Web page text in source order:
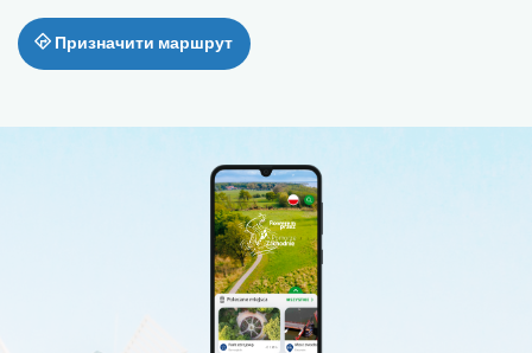
Призначити маршрут